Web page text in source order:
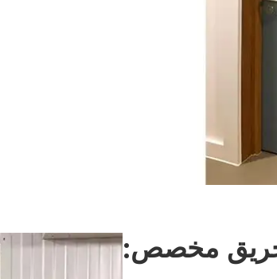
مخصص: